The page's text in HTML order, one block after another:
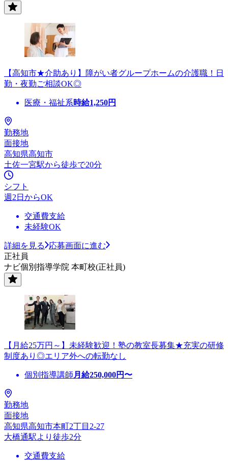
【高知市★介助あり】障がい者グループホームの介護職！日
勤・夜勤ご相談OK◎
医療・福祉系時給1,250円
勤務地
面接地
高知県高知市
土佐一宮駅から徒歩で20分
シフト
週2日からOK
交通費支給
未経験OK
詳細を見る
応募画面に進む
正社員
ナビ個別指導学院 本町校(正社員)
【月給25万円～】未経験歓迎！塾の教室長募集★充実の研修
制度あり◎エリア外への転勤なし
個別指導講師 月給250,000円〜
勤務地
面接地
高知県高知市本町2丁目2‐27
大橋通駅より徒歩2分
交通費支給